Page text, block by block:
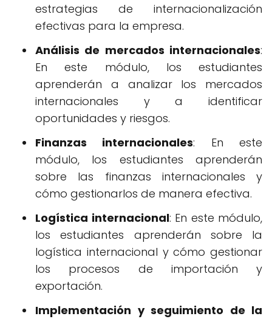
estrategias de internacionalización
efectivas para la empresa.
Análisis de mercados internacionales:
En este módulo, los estudiantes
aprenderán a analizar los mercados
internacionales y a identificar
oportunidades y riesgos.
Finanzas internacionales: En este
módulo, los estudiantes aprenderán
sobre las finanzas internacionales y
cómo gestionarlos de manera efectiva.
Logística internacional: En este módulo,
los estudiantes aprenderán sobre la
logística internacional y cómo gestionar
los procesos de importación y
exportación.
Implementación y seguimiento de la